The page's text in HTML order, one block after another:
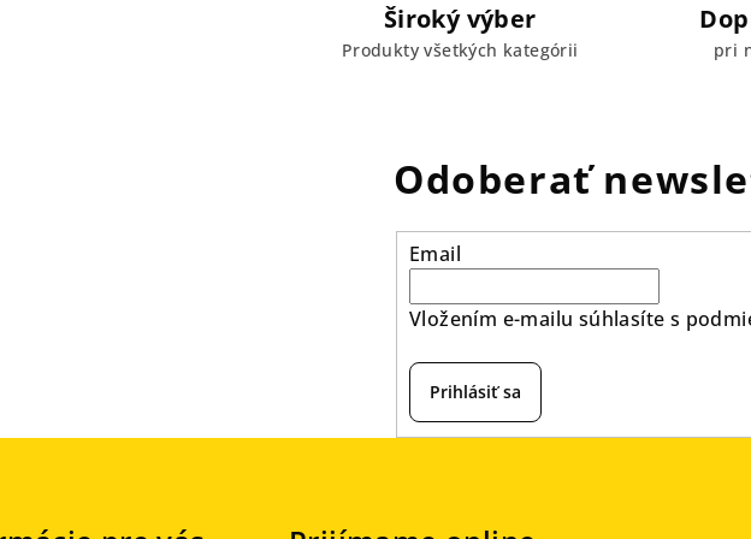
Široký výber
Produkty všetkých kategórii pri
Odoberať
Email
Vložením e-mailu súhlasíte s
Prihlásiť sa